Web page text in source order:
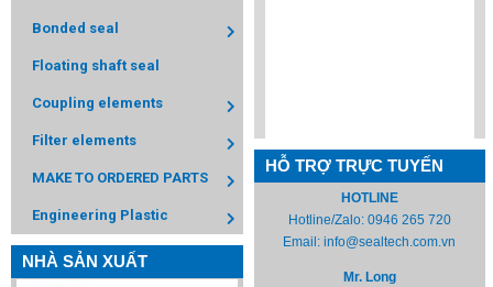
Bonded seal
Floating shaft seal
Coupling elements
Filter elements
MAKE TO ORDERED PARTS
Engineering Plastic
NHÀ SẢN XUẤT
HỖ TRỢ TRỰC TUYẾN
HOTLINE
Hotline/Zalo: 0946 265 720
Email:info@sealtech.com.vn
Mr. Long